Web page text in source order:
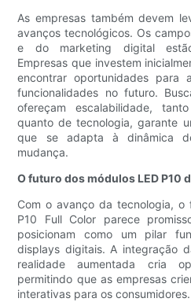
As empresas também devem
avanços tecnológicos. Os
e do marketing digital
Empresas que investem
encontrar oportunidades para
funcionalidades no futuro.
ofereçam escalabilidade,
quanto de tecnologia, garante
que se adapta à dinâmica
mudança.
O futuro dos módulos LED P10
Com o avanço da tecnologia, o
P10 Full Color parece
posicionam como um pilar
displays digitais. A integração
realidade aumentada cria
permitindo que as empresas
interativas para os consumidores.